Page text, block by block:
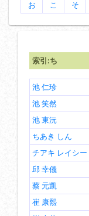
お
こ そ
索引:ち
池 仁珍
池 笑然
池 東沅
ちあき しん
チアキ レイシー
邱 幸儀
蔡 元凱
崔 康熙